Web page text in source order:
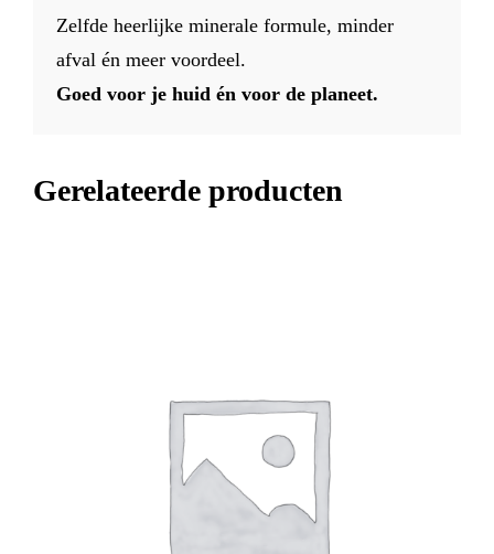
Zelfde heerlijke minerale formule, minder
afval én meer voordeel.
Goed voor je huid én voor de planeet.
Gerelateerde producten